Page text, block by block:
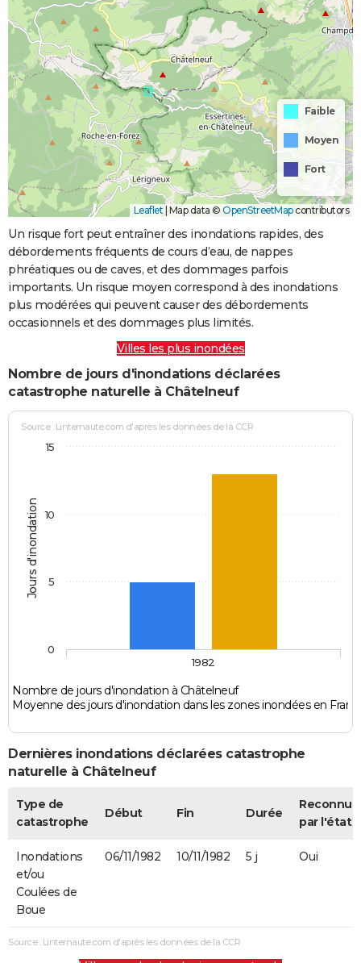
Faible
Moyen
Fort
Leaflet | Map data © OpenStreetMapcontributors
Un risque fort peut entraîner des inondations rapides, des
débordements fréquents de cours d’eau, de nappes
phréatiques ou de caves, et des dommages parfois
importants. Un risque moyen correspond à des inondations
plus modérées qui peuvent causer des débordements
occasionnels et des dommages plus limités.
Villes les plus inondées
Nombre de jours d'inondations déclarées
catastrophe naturelle à Châtelneuf
Jours d'inondation
Source : Linternaute.com d'après les données de la CCR
Nombre de jours d'inondation à Châtelneuf
Moyenne des jours d'inondation dans les zones inondées en
1982
0
5
10
15
Dernières inondations déclarées catastrophe
naturelle à Châtelneuf
Type de
catastrophe
Début Fin Durée
Reconnue
par l'état
Inondations
et/ou
Coulées de
Boue
06/11/1982 10/11/1982 5 j Oui
Source : Linternaute.com d'après les données de la CCR